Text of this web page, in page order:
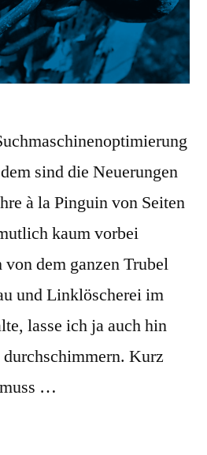
sind die Neuerungen
à la Pinguin von Seiten
kaum vorbei
von dem ganzen Trubel
und Linklöscherei im
lasse ich ja auch hin
Kurz
…